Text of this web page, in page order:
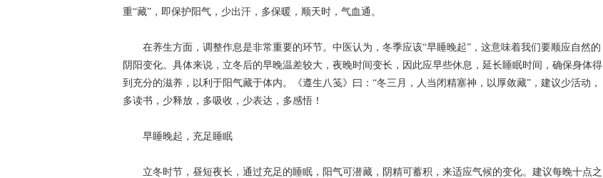
重“藏”，即保护阳气，少出汗，多保暖，顺天时，气血通。
在养生方面，调整作息是非常重要的环节。中医认为，冬季应该“早睡晚起”，这意味着我们要顺应自然的
阴阳变化。具体来说，立冬后的早晚温差较大，夜晚时间变长，因此应早些休息，延长睡眠时间，确保身体得
到充分的滋养，以利于阳气藏于体内。《遵生八笺》曰：“冬三月，人当闭精塞神，以厚敛藏”，建议少活动，
多读书，少释放，多吸收，少表达，多感悟！
早睡晚起，充足睡眠
立冬时节，昼短夜长，通过充足的睡眠，阳气可潜藏，阴精可蓄积，来适应气候的变化。建议每晚十点之